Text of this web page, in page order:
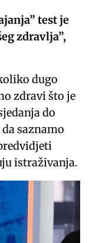
test je
zdravlja”,
dugo
zdravi što je
do
saznamo
istraživanja.